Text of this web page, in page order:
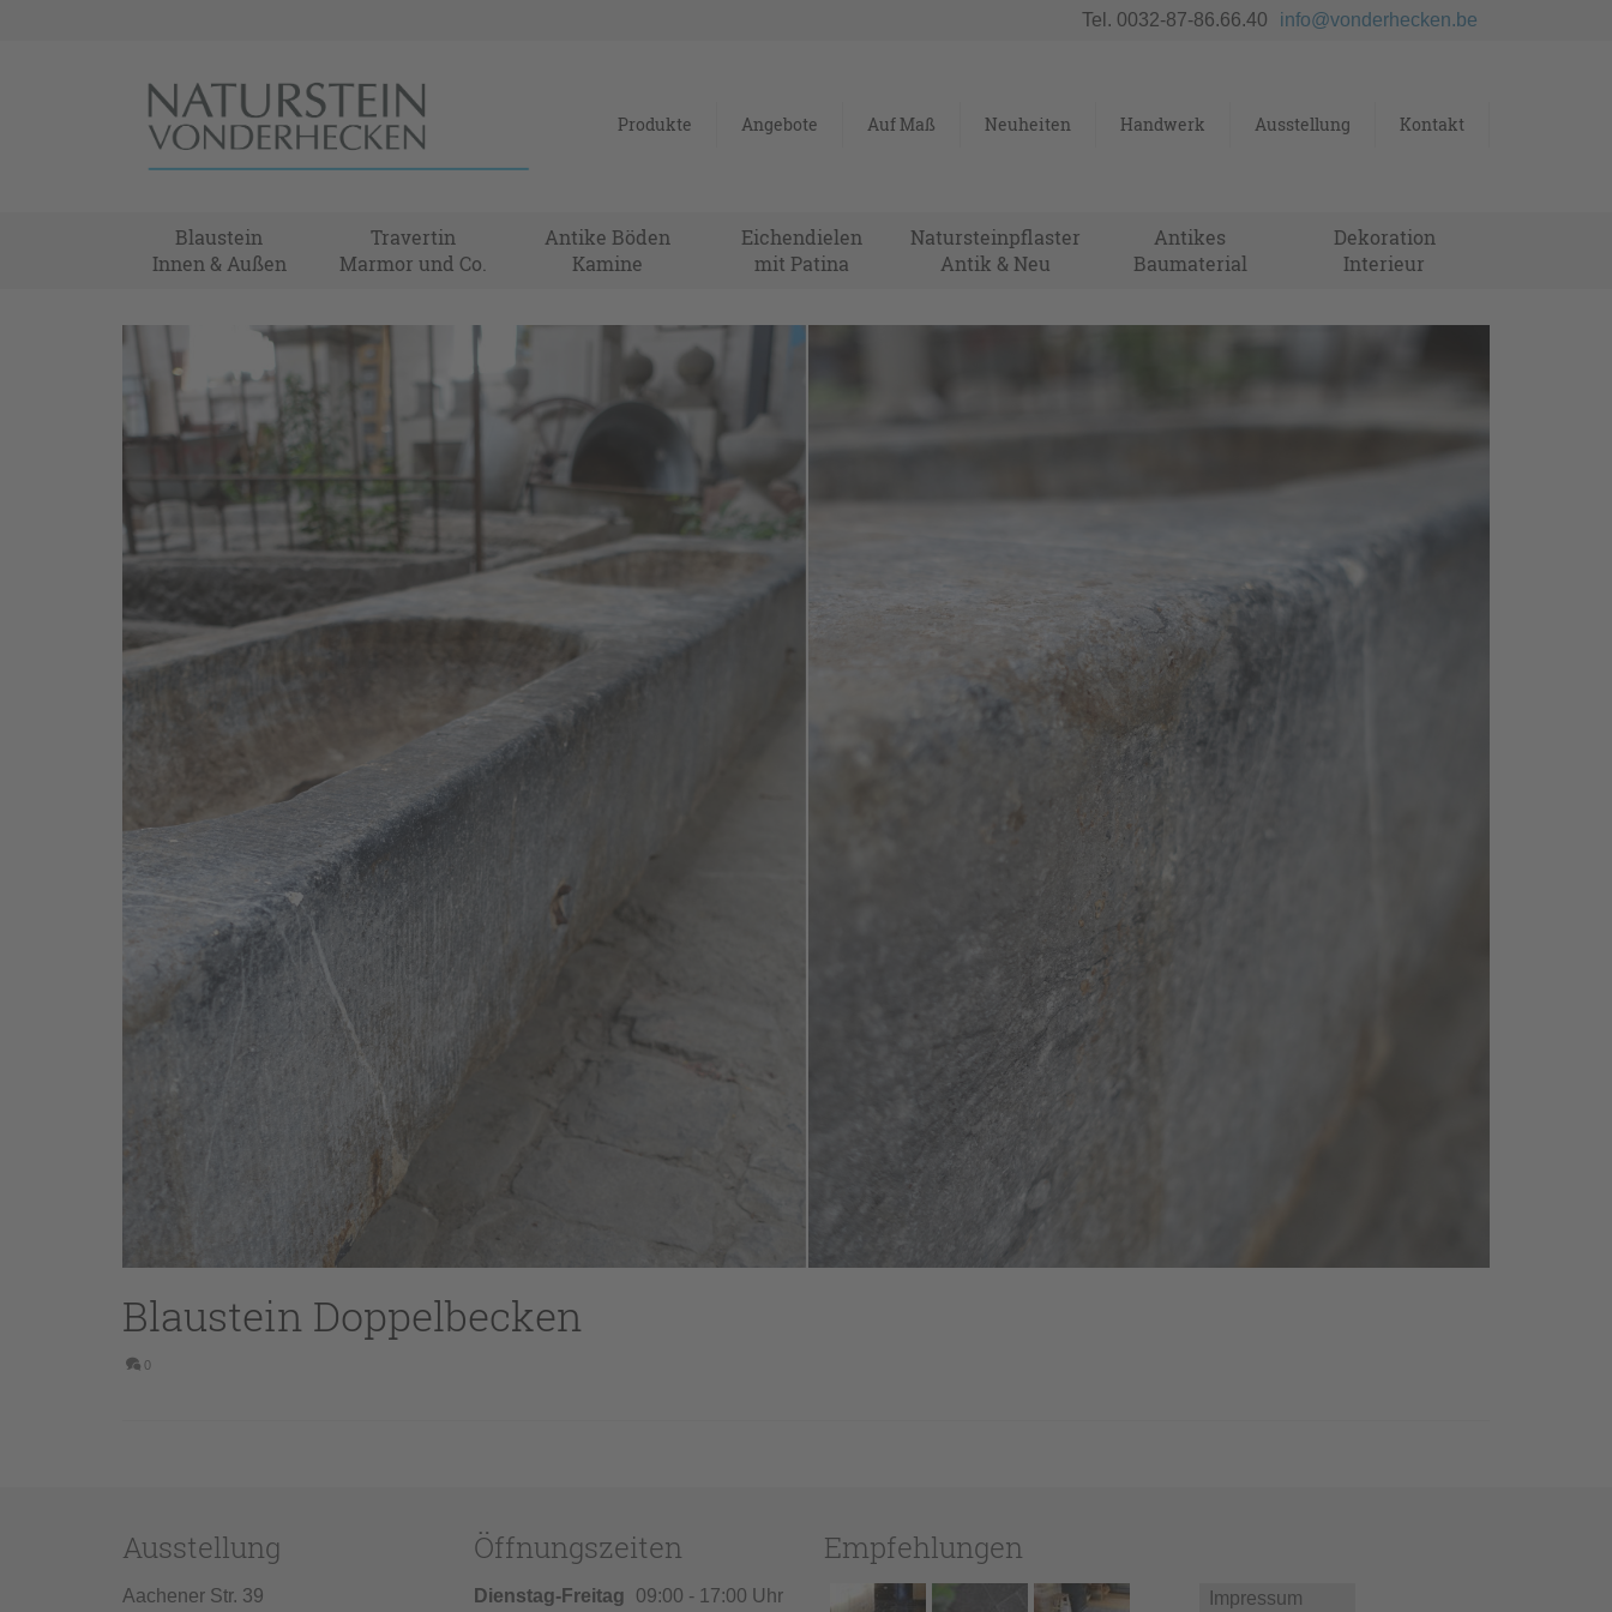
Tel. 0032-87-86.66.40 info@vonderhecken.be
Produkte Angebote Auf Maß Neuheiten Handwerk Ausstellung Kontakt
Blaustein
Innen & Außen
Travertin
Marmor und Co.
Antike Böden
Kamine
Eichendielen
mit Patina
Natursteinpflaster
Antik & Neu
Antikes
Baumaterial
Dekoration
Interieur
Blaustein Doppelbecken
0
Ausstellung
Aachener Str. 39
Öffnungszeiten
Dienstag-Freitag 09:00 - 17:00 Uhr
Empfehlungen
Impressum